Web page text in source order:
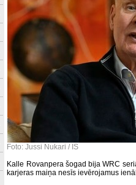
Foto: Jussi Nukari / IS
Kalle Rovanpera šogad bija WRC
karjeras maiņa nesīs ievērojamus